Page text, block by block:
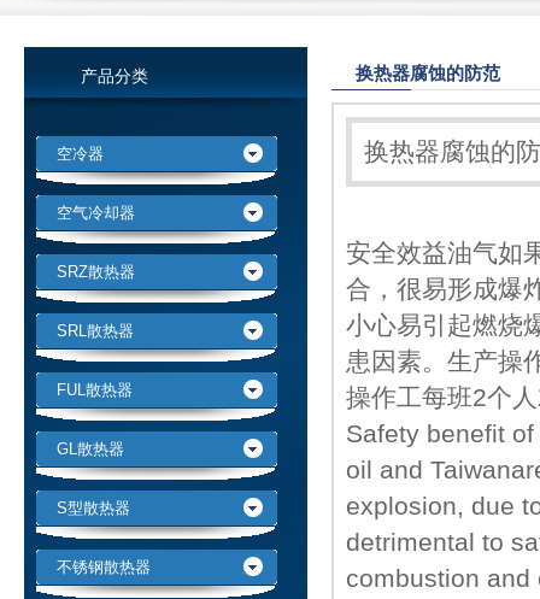
产品分类
空冷器
空气冷却器
SRZ散热器
SRL散热器
FUL散热器
GL散热器
S型散热器
不锈钢散热器
换热器腐蚀的防范
换热器腐蚀的
安全效益油气如
合，很易形成爆
小心易引起燃烧
患因素。生产操
操作工每班2个
Safety benefit
oil and
explosion, due
detrimental to
combustion and